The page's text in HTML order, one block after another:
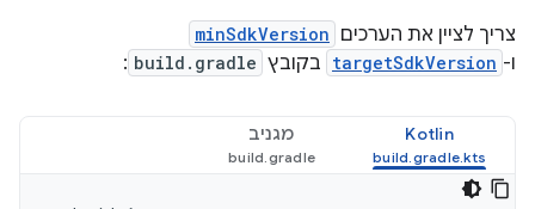
צריך לציין את הערכים minSdkVersion
ו- targetSdkVersion בקובץ build.gradle
:
Kotlin מגניב